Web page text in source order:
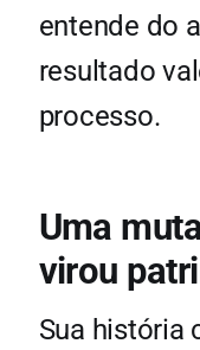
entende do
resultado
processo.
Uma
virou
Sua história